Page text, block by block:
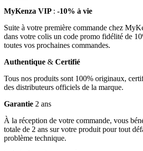
MyKenza VIP : -10% à vie
Suite à votre première commande chez
dans votre colis un code promo fidélité de
toutes vos prochaines commandes.
Authentique & Certifié
Tous nos produits sont 100% originaux,
des distributeurs officiels de la marque.
Garantie 2 ans
À la réception de votre commande, vous
totale de 2 ans sur votre produit pour tout
problème technique.